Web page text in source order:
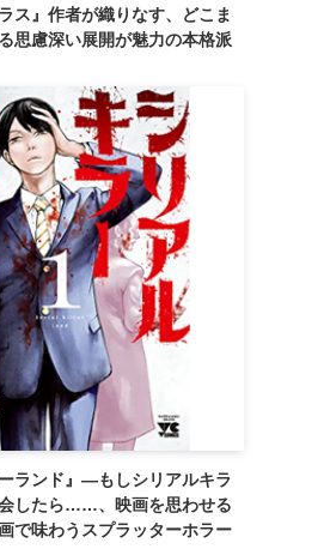
ス』作者が織りなす、どこま
思慮深い展開が魅力の本格派
ーランド』―もしシリアルキラ
したら……、映画を思わせる
で味わうスプラッターホラー